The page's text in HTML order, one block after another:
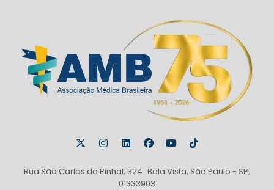
Rua São Carlos do Pinhal, 324 Bela Vista, São Paulo - SP,
01333903